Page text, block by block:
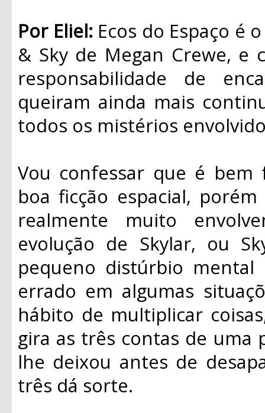
Por Eliel:Ecos do Espaço é
& Sky de Megan Crewe,
responsabilidade de
queiram ainda mais
todos os mistérios
Vou confessar que é
boa ficção espacial,
realmente muito
evolução de Skylar, ou
pequeno distúrbio
errado em algumas
hábito de multiplicar
gira as três contas de uma
lhe deixou antes de
três dá sorte.